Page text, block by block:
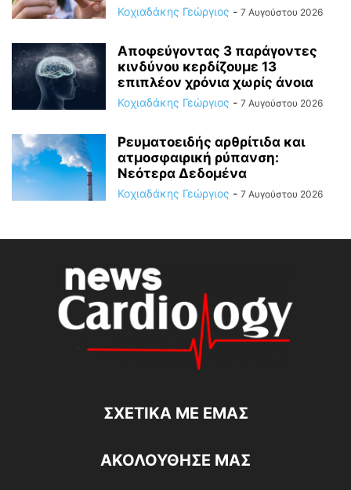
Κοχιαδάκης Γεώργιος - 7 Αυγούστου 2026
Αποφεύγοντας 3 παράγοντες
κινδύνου κερδίζουμε 13
επιπλέον χρόνια χωρίς άνοια
Κοχιαδάκης Γεώργιος - 7 Αυγούστου 2026
Ρευματοειδής αρθρίτιδα και
ατμοσφαιρική ρύπανση:
Νεότερα Δεδομένα
Κοχιαδάκης Γεώργιος - 7 Αυγούστου 2026
ΣΧΕΤΙΚΆ ΜΕ ΕΜΆΣ
ΑΚΟΛΟΥΘΗΣΕ ΜΑΣ